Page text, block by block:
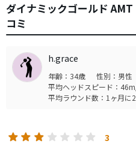
ダイナミックゴールド
コミ
h.grace
年齢：34歳 性別：男性
平均ヘッドスピード：
平均ラウンド数：1ヶ月に
3